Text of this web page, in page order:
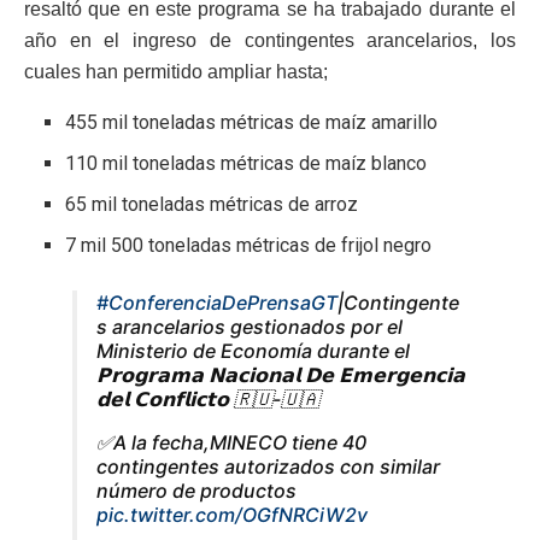
resaltó que en este programa se ha trabajado durante el
año en el ingreso de contingentes arancelarios, los
cuales han permitido ampliar hasta;
455 mil toneladas métricas de maíz amarillo
110 mil toneladas métricas de maíz blanco
65 mil toneladas métricas de arroz
7 mil 500 toneladas métricas de frijol negro
#ConferenciaDePrensaGT|Contingente
s arancelarios gestionados por el
Ministerio de Economía durante el
𝗣𝗿𝗼𝗴𝗿𝗮𝗺𝗮 𝗡𝗮𝗰𝗶𝗼𝗻𝗮𝗹 𝗗𝗲 𝗘𝗺𝗲𝗿𝗴𝗲𝗻𝗰𝗶𝗮
𝗱𝗲𝗹 𝗖𝗼𝗻𝗳𝗹𝗶𝗰𝘁𝗼 🇷🇺-🇺🇦
✅A la fecha,MINECO tiene 40
contingentes autorizados con similar
número de productos
pic.twitter.com/OGfNRCiW2v